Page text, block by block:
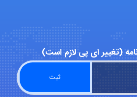
Alirez0990
hosein abdolvand
(تغییر ای پی لازم است)